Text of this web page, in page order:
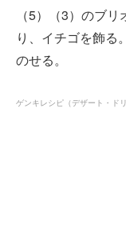
（5）（3）のブ
り、イチゴを飾る
のせる。
ゲンキレシピ（デザート・ドリ